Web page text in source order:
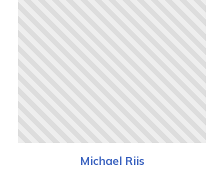
Michael Riis